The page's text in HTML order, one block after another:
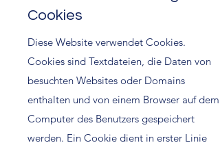
Cookies
Diese Website verwendet Cookies.
Cookies sind Textdateien, die Daten von
besuchten Websites oder Domains
enthalten und von einem Browser auf dem
Computer des Benutzers gespeichert
werden. Ein Cookie dient in erster Linie